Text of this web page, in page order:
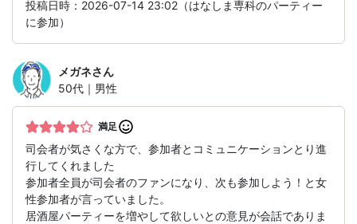
投稿日時：2026-07-14 23:02（はなしま専科のパーティー
に参加）
メガネさん
50代｜男性
満足
司会者が気さくな方で、参加者とコミュニケーションとり進
行してくれました
参加者全員が司会者のファンになり、次も参加しよう！と女
性参加者が言っていました。
居酒屋パーティーを増やして欲しいとの意見が会話でありま